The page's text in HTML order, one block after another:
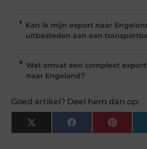
Kan ik mijn export naar
uitbesteden aan een
Wat omvat een compleet
naar Engeland?
Goed artikel? Deel hem dan op:
X
(Twitter)
Facebook